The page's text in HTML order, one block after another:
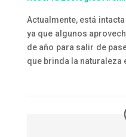
Actualmente, está
ya que algunos
de año para salir de
que brinda la naturaleza